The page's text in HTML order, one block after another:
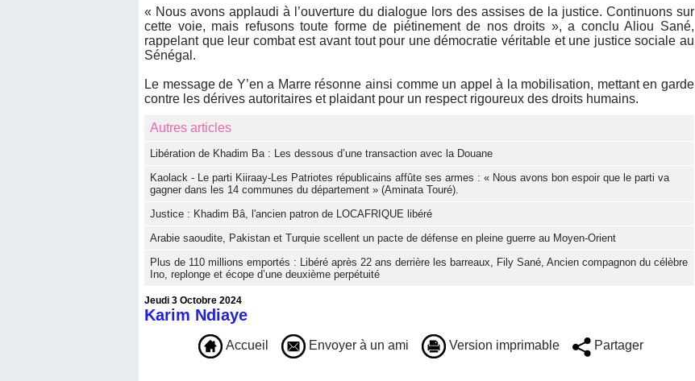
« Nous avons applaudi à l’ouverture du dialogue lors des assises de la justice. Continuons sur
cette voie, mais refusons toute forme de piétinement de nos droits », a conclu Aliou Sané,
rappelant que leur combat est avant tout pour une démocratie véritable et une justice sociale au
Sénégal.
Le message de Y’en a Marre résonne ainsi comme un appel à la mobilisation, mettant en garde
contre les dérives autoritaires et plaidant pour un respect rigoureux des droits humains.
Autres articles
Libération de Khadim Ba : Les dessous d’une transaction avec la Douane
Kaolack - Le parti Kiiraay-Les Patriotes républicains affûte ses armes : « Nous avons bon espoir que le parti va
gagner dans les 14 communes du département » (Aminata Touré).
Justice : Khadim Bâ, l'ancien patron de LOCAFRIQUE libéré
Arabie saoudite, Pakistan et Turquie scellent un pacte de défense en pleine guerre au Moyen-Orient
Plus de 110 millions emportés : Libéré après 22 ans derrière les barreaux, Fily Sané, Ancien compagnon du célèbre
Ino, replonge et écope d’une deuxième perpétuité
Jeudi 3 Octobre 2024
Karim Ndiaye
Accueil Envoyer à un ami Version imprimable Partager